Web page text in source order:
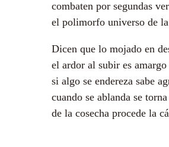
combaten por segundas
el polimorfo universo de
Dicen que lo mojado en
el ardor al subir es amargo
si algo se endereza sabe
cuando se ablanda se
de la cosecha procede la